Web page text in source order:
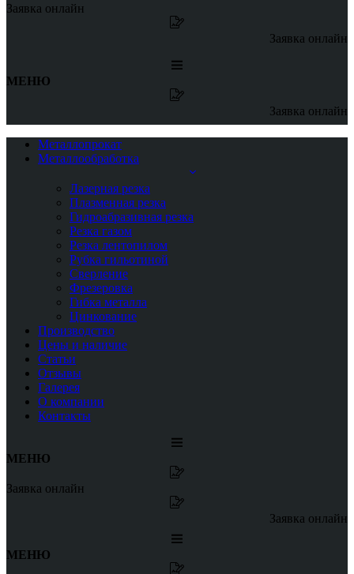
Заявка онлайн
Заявка онлайн
МЕНЮ
Заявка онлайн
Металлопрокат
Металлообработка
Лазерная резка
Плазменная резка
Гидроабразивная резка
Резка газом
Резка лентопилом
Рубка гильотиной
Сверление
Фрезеровка
Гибка металла
Цинкование
Производство
Цены и наличие
Статьи
Отзывы
Галерея
О компании
Контакты
МЕНЮ
Заявка онлайн
Заявка онлайн
МЕНЮ